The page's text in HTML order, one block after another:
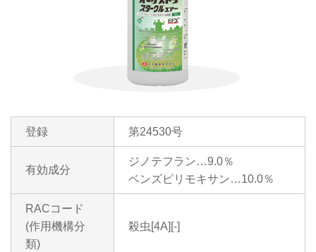
登録 第24530号
有効成分
ジノテフラン…9.0％
ベンズピリモキサン…10.0％
RACコード
(作用機構分
類)
殺虫[4A][-]